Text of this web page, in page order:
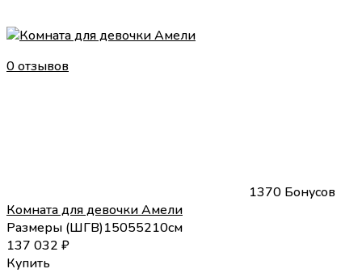
0 отзывов
1370 Бонусов
Комната для девочки Амели
Размеры (ШГВ)15055210см
137 032 ₽
Купить